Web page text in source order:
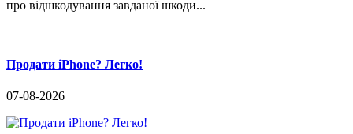
про відшкодування завданої шкоди...
Продати iPhone? Легко!
07-08-2026